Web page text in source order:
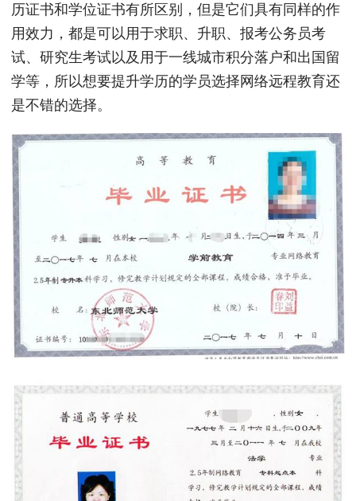
历证书和学位证书有所区别，但是它们具有同样的作
用效力，都是可以用于求职、升职、报考公务员考
试、研究生考试以及用于一线城市积分落户和出国留
学等，所以想要提升学历的学员选择网络远程教育还
是不错的选择。